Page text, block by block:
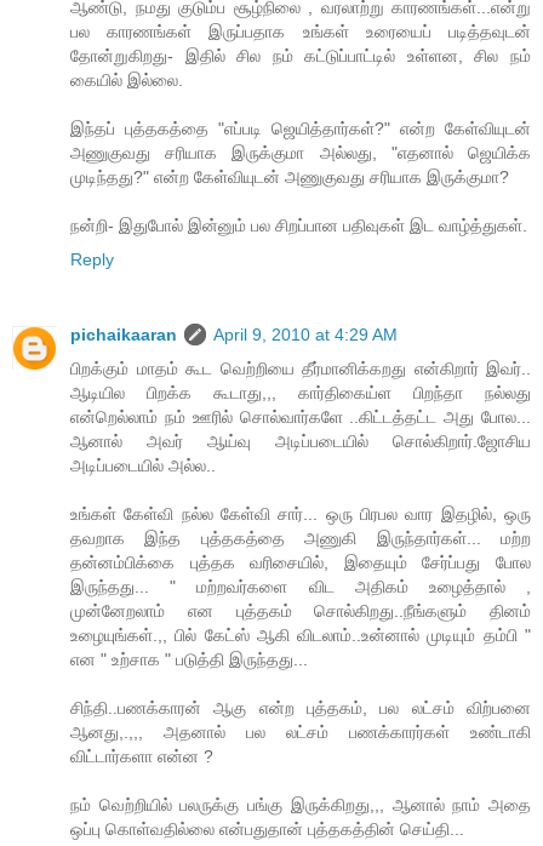
ஆண்டு, நமது குடும்ப சூழ்நிலை , வரலாற்று காரணங்கள்...என்று
பல காரணங்கள் இருப்பதாக உங்கள் உரையைப் படித்தவுடன்
தோன்றுகிறது- இதில் சில நம் கட்டுப்பாட்டில் உள்ளன, சில நம்
கையில் இல்லை.
இந்தப் புத்தகத்தை "எப்படி ஜெயித்தார்கள்?" என்ற கேள்வியுடன்
அணுகுவது சரியாக இருக்குமா அல்லது, "எதனால் ஜெயிக்க
முடிந்தது?" என்ற கேள்வியுடன் அணுகுவது சரியாக இருக்குமா?
நன்றி- இதுபோல் இன்னும் பல சிறப்பான பதிவுகள் இட வாழ்த்துகள்.
Reply
pichaikaaran
April 9, 2010 at 4:29 AM
பிறக்கும் மாதம் கூட வெற்றியை தீர்மானிக்கறது என்கிறார் இவர்..
ஆடியில பிறக்க கூடாது,,, கார்திகைய்ள பிறந்தா நல்லது
என்றெல்லாம் நம் ஊரில் சொல்வார்களே ..கிட்டத்தட்ட அது போல...
ஆனால் அவர் ஆய்வு அடிப்படையில் சொல்கிறார்.ஜோசிய
அடிப்படையில் அல்ல..
உங்கள் கேள்வி நல்ல கேள்வி சார்... ஒரு பிரபல வார இதழில், ஒரு
தவறாக இந்த புத்தகத்தை அணுகி இருந்தார்கள்... மற்ற
தன்னம்பிக்கை புத்தக வரிசையில், இதையும் சேர்ப்பது போல
இருந்தது... " மற்றவர்களை விட அதிகம் உழைத்தால் ,
முன்னேறலாம் என புத்தகம் சொல்கிறது..நீங்களும் தினம்
உழையுங்கள்.,, பில் கேட்ஸ் ஆகி விடலாம்..உன்னால் முடியும் தம்பி "
என " உற்சாக " படுத்தி இருந்தது...
சிந்தி..பணக்காரன் ஆகு என்ற புத்தகம், பல லட்சம் விற்பனை
ஆனது,.,,, அதனால் பல லட்சம் பணக்காரர்கள் உண்டாகி
விட்டார்களா என்ன ?
நம் வெற்றியில் பலருக்கு பங்கு இருக்கிறது,,, ஆனால் நாம் அதை
ஒப்பு கொள்வதில்லை என்பதுதான் புத்தகத்தின் செய்தி...